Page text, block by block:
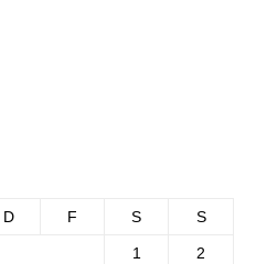
D F S S
1 2